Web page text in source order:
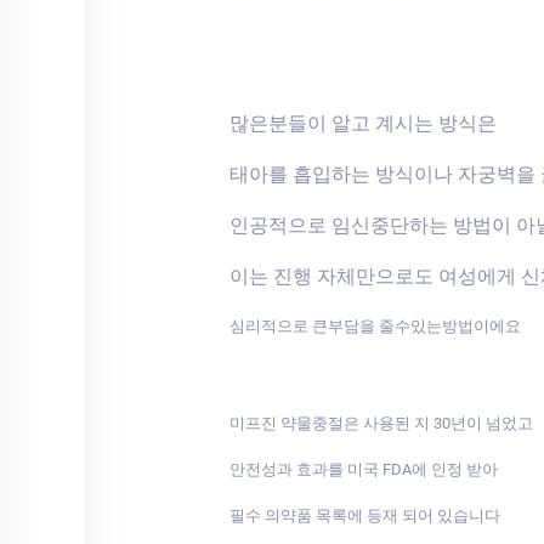
많은분들이 알고 계시는 방식은
태아를 흡입하는 방식이나 자궁벽을
인공적으로 임신중단하는 방법이 아
이는 진행 자체만으로도 여성에게
심리적으로 큰부담을 줄수있는방법이에요
미프진 약물중절은 사용된 지 30년이 넘었고
안전성과 효과를 미국 FDA에 인정 받아
필수 의약품 목록에 등재 되어 있습니다